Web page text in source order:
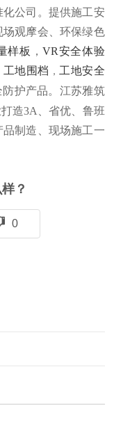
公司。提供施工安
观摩会、环保绿色
样板 ，VR安全体验
工地围档 ，工地安全
护产品。江苏雅筑
造3A、省优、鲁班
制造、现场施工一
？
0